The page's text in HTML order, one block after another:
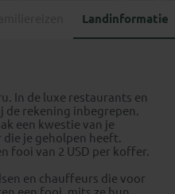
Landinformatie
In de luxe restaurants en
de rekening inbegrepen.
een kwestie van je
die je geholpen heeft.
fooi van 2 USD per koffer.
en chauffeurs die voor